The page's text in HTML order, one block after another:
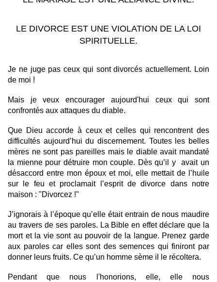
LE DIVORCE EST UNE VIOLATION DE LA LOI
SPIRITUELLE.
Je ne juge pas ceux qui sont divorcés actuellement. Loin
de moi !
Mais je veux encourager aujourd'hui ceux qui sont
confrontés aux attaques du diable.
Que Dieu accorde à ceux et celles qui rencontrent des
difficultés aujourd’hui du discernement. Toutes les belles
mères ne sont pas pareilles mais le diable avait mandaté
la mienne pour détruire mon couple. Dès qu’il y avait un
désaccord entre mon époux et moi, elle mettait de l’huile
sur le feu et proclamait l’esprit de divorce dans notre
maison : "Divorcez !"
J’ignorais à l’époque qu’elle était entrain de nous maudire
au travers de ses paroles. La Bible en effet déclare que la
mort et la vie sont au pouvoir de la langue. Prenez garde
aux paroles car elles sont des semences qui finiront par
donner leurs fruits. Ce qu’un homme sème il le récoltera.
Pendant que nous l'honorions, elle, elle nous